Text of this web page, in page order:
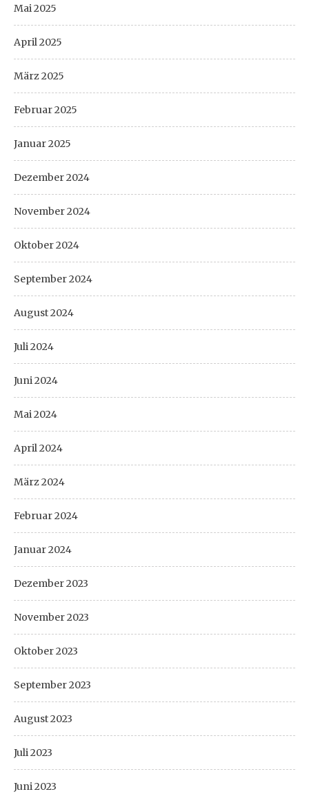
Mai 2025
April 2025
März 2025
Februar 2025
Januar 2025
Dezember 2024
November 2024
Oktober 2024
September 2024
August 2024
Juli 2024
Juni 2024
Mai 2024
April 2024
März 2024
Februar 2024
Januar 2024
Dezember 2023
November 2023
Oktober 2023
September 2023
August 2023
Juli 2023
Juni 2023